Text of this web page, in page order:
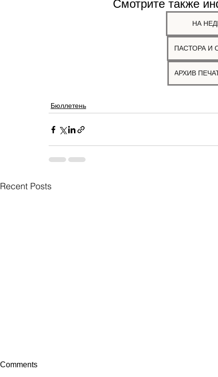
Смотрите также
НА
ПАСТОРА И
Бюллетень
Recent Posts
Comments